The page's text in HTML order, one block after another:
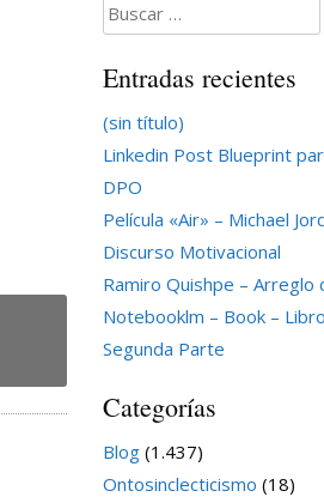
Buscar:
Entradas recientes
(sin título)
Linkedin Post Blueprint
DPO
Película «Air» – Michael
Discurso Motivacional
Ramiro Quishpe – Arreglo
Notebooklm – Book –
Segunda Parte
Categorías
Blog(1.437)
Ontosinclecticismo (18)